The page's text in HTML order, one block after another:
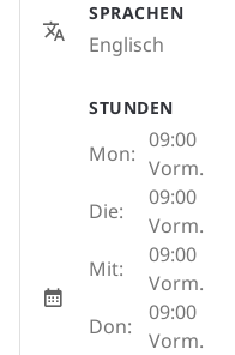
SPRACHEN
Englisch
STUNDEN
Mon:
09:00
Vorm.
Die:
09:00
Vorm.
Mit:
09:00
Vorm.
Don:
09:00
Vorm.